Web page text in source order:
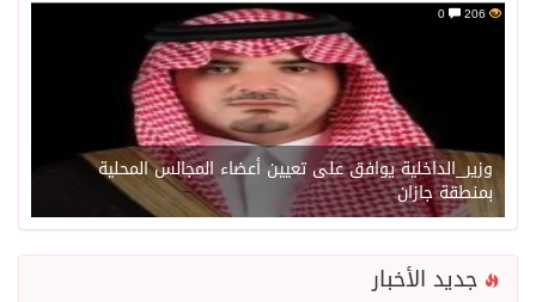
206
وزير_الداخلية يوافق على تعيين أعضاء المجالس المحلية
بمنطقة جازان
جديد الأخبار